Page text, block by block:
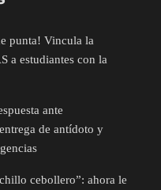
punta! Vincula la
a estudiantes con la
ante
de antídoto y
cebollero”: ahora le